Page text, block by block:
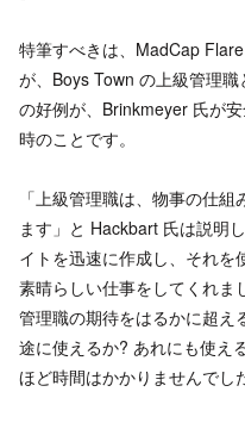
特筆すべきは、MadCap
が、Boys Town の上級管理
の好例が、Brinkmeyer 氏が
時のことです。
「上級管理職は、物事の仕
ます」と Hackbart 氏は説明
イトを迅速に作成し、それを
素晴らしい仕事をしてくれま
管理職の期待をはるかに超え
途に使えるか? あれにも使え
ほど時間はかかりませんでし